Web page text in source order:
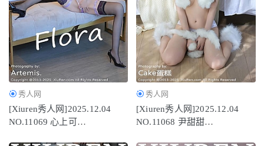
秀人网
[Xiuren秀人网]2025.12.04
NO.11069 心上可
秀人网
[Xiuren秀人网]2025.12.04
NO.11068 尹甜甜